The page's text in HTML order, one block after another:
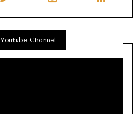
Youtube Channel